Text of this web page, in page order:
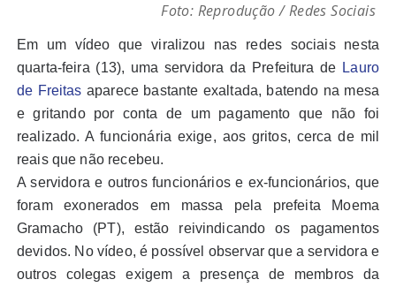
Foto: Reprodução / Redes Sociais
Em um vídeo que viralizou nas redes sociais nesta
quarta-feira (13), uma servidora da Prefeitura de Lauro
de Freitas aparece bastante exaltada, batendo na mesa
e gritando por conta de um pagamento que não foi
realizado. A funcionária exige, aos gritos, cerca de mil
reais que não recebeu.
A servidora e outros funcionários e ex-funcionários, que
foram exonerados em massa pela prefeita Moema
Gramacho (PT), estão reivindicando os pagamentos
devidos. No vídeo, é possível observar que a servidora e
outros colegas exigem a presença de membros da